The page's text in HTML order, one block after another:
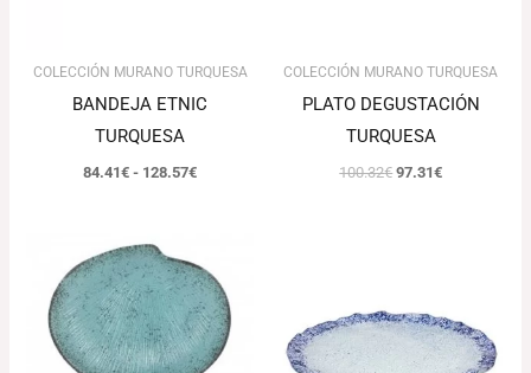
COLECCIÓN MURANO TURQUESA
BANDEJA ETNIC
TURQUESA
84.41€ - 128.57€
COLECCIÓN MURANO TURQUESA
PLATO DEGUSTACIÓN
TURQUESA
100.32€ 97.31€
de
precios:
desde
81.04€
hasta
98.95€
81.72€
hasta
103.34€